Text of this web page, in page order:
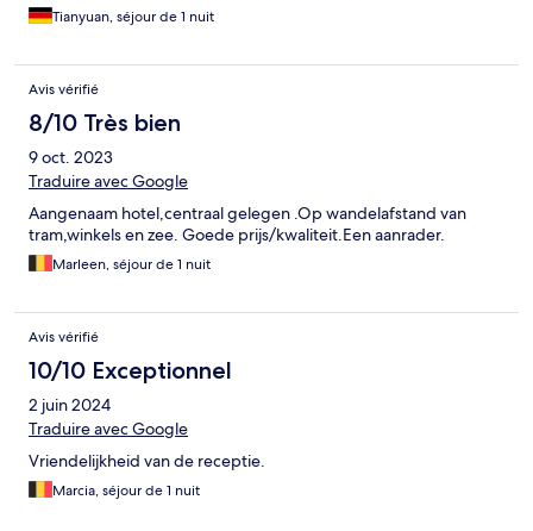
Tianyuan, séjour de 1 nuit
Avis vérifié
8/10 Très bien
9 oct. 2023
Traduire avec Google
Aangenaam hotel,centraal gelegen .Op wandelafstand van
tram,winkels en zee. Goede prijs/kwaliteit.Een aanrader.
Marleen, séjour de 1 nuit
Avis vérifié
10/10 Exceptionnel
2 juin 2024
Traduire avec Google
Vriendelijkheid van de receptie.
Marcia, séjour de 1 nuit